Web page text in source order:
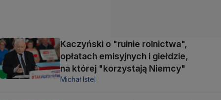
Kaczyński o "ruinie rolnictwa",
opłatach emisyjnych i giełdzie,
na której "korzystają Niemcy"
Michał Istel